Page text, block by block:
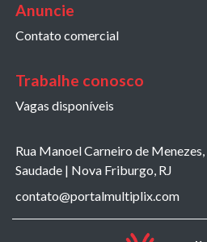
Anuncie
Contato comercial
Trabalhe conosco
Vagas disponíveis
Rua Manoel Carneiro de
Saudade | Nova Friburgo, RJ
contato@portalmultiplix.com